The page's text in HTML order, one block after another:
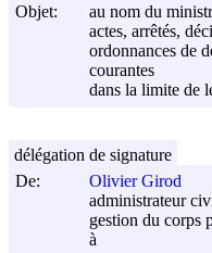
Objet:
au nom du
actes, arrêtés,
ordonnances de
courantes
dans la limite de
De:
Olivier Girod
administrateur
gestion du corps
à
délégation de signature